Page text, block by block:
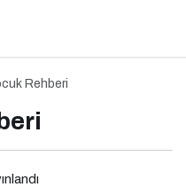
Rehberi
Yeni Heyecan: Vizyona